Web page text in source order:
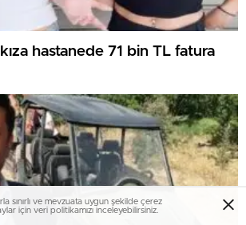
hastanede 71 bin TL fatura
sınırlı ve mevzuata uygun şekilde çerez
için veri politikamızı inceleyebilirsiniz.